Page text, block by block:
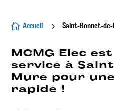
 Accueil 5 Saint-Bonnet-
MCMG Elec
service à
Mure pour
rapide !